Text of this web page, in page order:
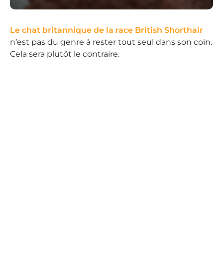
Le chat britannique de la race British Shorthair
n’est pas du genre à rester tout seul dans son coin.
Cela sera plutôt le contraire.